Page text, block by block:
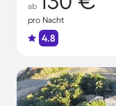
ab
pro Nacht
4.8